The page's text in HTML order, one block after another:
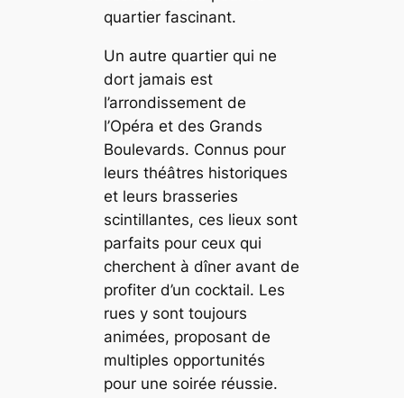
quartier fascinant.
Un autre quartier qui ne
dort jamais est
l’arrondissement de
l’Opéra et des Grands
Boulevards. Connus pour
leurs théâtres historiques
et leurs brasseries
scintillantes, ces lieux sont
parfaits pour ceux qui
cherchent à dîner avant de
profiter d’un cocktail. Les
rues y sont toujours
animées, proposant de
multiples opportunités
pour une soirée réussie.